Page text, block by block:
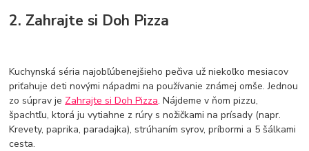
2. Zahrajte si Doh Pizza
Kuchynská séria najobľúbenejšieho pečiva už niekoľko mesiacov
priťahuje deti novými nápadmi na používanie známej omše. Jednou
zo súprav je Zahrajte si Doh Pizza. Nájdeme v ňom pizzu,
špachtľu, ktorá ju vytiahne z rúry s nožičkami na prísady (napr.
Krevety, paprika, paradajka), strúhaním syrov, príbormi a 5 šálkami
cesta.